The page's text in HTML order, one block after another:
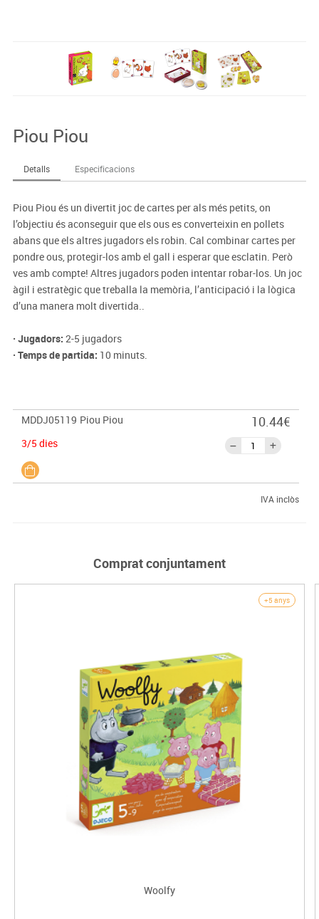
Piou Piou
Detalls Especificacions
Piou Piou és un divertit joc de cartes per als més petits, on
l’objectiu és aconseguir que els ous es converteixin en pollets
abans que els altres jugadors els robin. Cal combinar cartes per
pondre ous, protegir-los amb el gall i esperar que esclatin. Però
ves amb compte! Altres jugadors poden intentar robar-los. Un joc
àgil i estratègic que treballa la memòria, l’anticipació i la lògica
d’una manera molt divertida..
· Jugadors: 2-5 jugadors
· Temps de partida: 10 minuts.
MDDJ05119 Piou Piou
3/5 dies
10.44€
IVA inclòs
Comprat conjuntament
+5 anys
Woolfy